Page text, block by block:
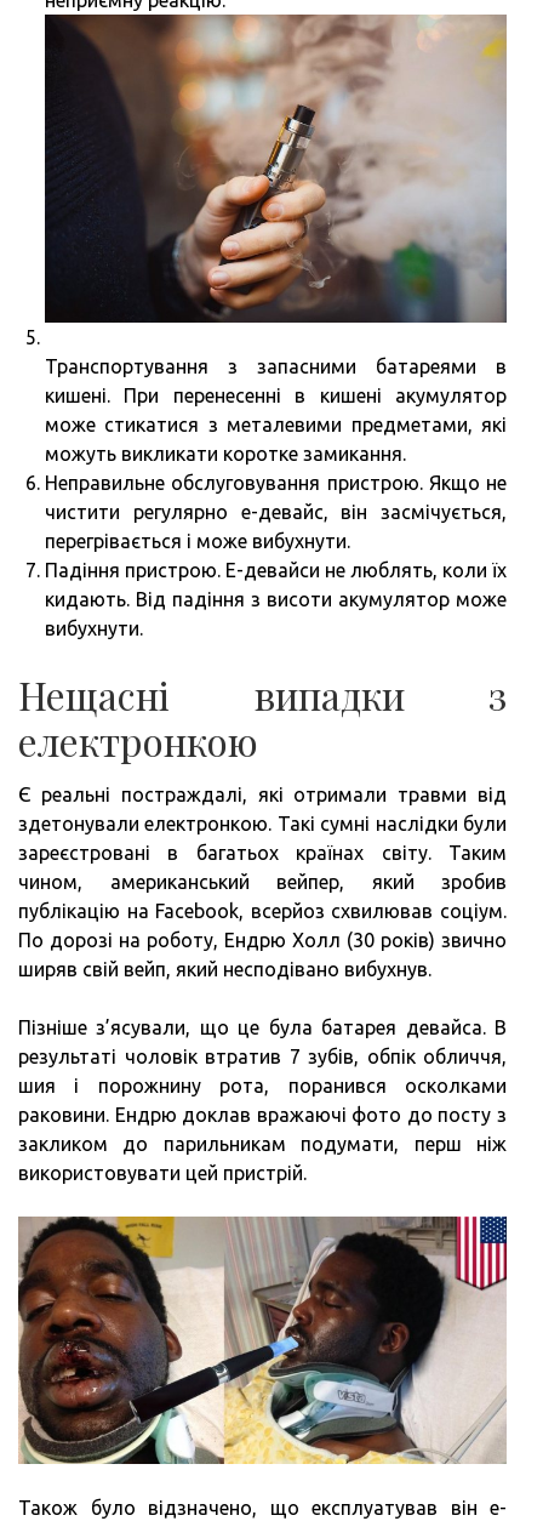
Транспортування з запасними батареями в
кишені. При перенесенні в кишені акумулятор
може стикатися з металевими предметами, які
можуть викликати коротке замикання.
Неправильне обслуговування пристрою. Якщо не
чистити регулярно е-девайс, він засмічується,
перегрівається і може вибухнути.
Падіння пристрою. Е-девайси не люблять, коли їх
кидають. Від падіння з висоти акумулятор може
вибухнути.
Нещасні випадки з
електронкою
Є реальні постраждалі, які отримали травми від
здетонували електронкою. Такі сумні наслідки були
зареєстровані в багатьох країнах світу. Таким
чином, американський вейпер, який зробив
публікацію на Facebook, всерйоз схвилював соціум.
По дорозі на роботу, Ендрю Холл (30 років) звично
ширяв свій вейп, який несподівано вибухнув.
Пізніше з’ясували, що це була батарея девайса. В
результаті чоловік втратив 7 зубів, обпік обличчя,
шия і порожнину рота, поранився осколками
раковини. Ендрю доклав вражаючі фото до посту з
закликом до парильникам подумати, перш ніж
використовувати цей пристрій.
Також було відзначено, що експлуатував він е-